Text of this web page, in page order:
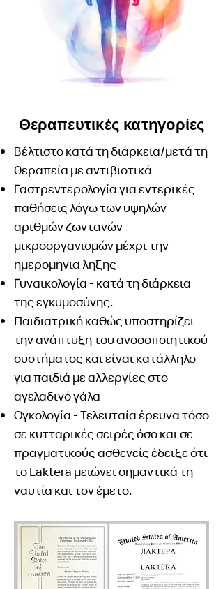
Θεραπευτικές κατηγορίες
Βέλτιστο κατά τη διάρκεια/μετά τη
θεραπεία με αντιβιοτικά
Γαστρεντερολογία για εντερικές
παθήσεις λόγω των υψηλών
αριθμών ζωντανών
μικροοργανισμών μέχρι την
ημερομηνια ληξης
Γυναικολογία - κατά τη διάρκεια
της εγκυμοσύνης.
Παιδιατρική καθώς υποστηρίζει
την ανάπτυξη του ανοσοποιητικού
συστήματος και είναι κατάλληλο
για παιδιά με αλλεργίες στο
αγελαδινό γάλα
Ογκολογία - Τελευταία έρευνα τόσο
σε κυτταρικές σειρές όσο και σε
πραγματικούς ασθενείς έδειξε ότι
το Laktera μειώνει σημαντικά τη
ναυτία και τον έμετο.